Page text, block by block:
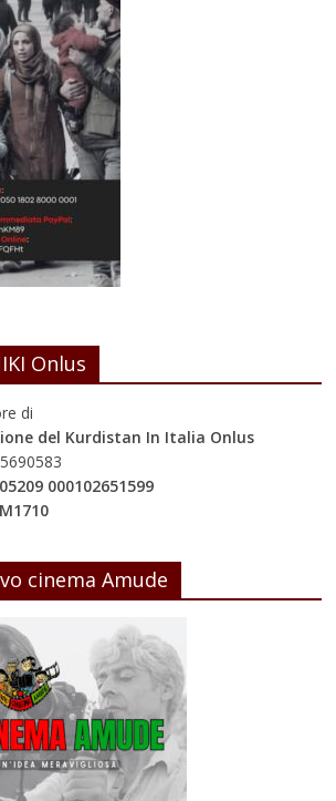
Onlus
di
del Kurdistan In Italia Onlus
000102651599
cinema Amude